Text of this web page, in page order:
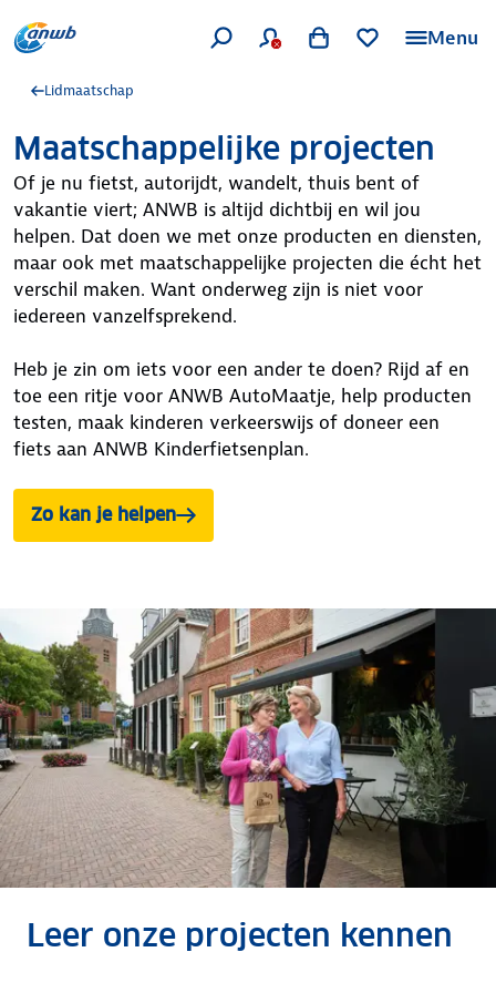
Menu
Lidmaatschap
Maatschappelijke projecten
Of je nu fietst, autorijdt, wandelt, thuis bent of
vakantie viert; ANWB is altijd dichtbij en wil jou
helpen. Dat doen we met onze producten en diensten,
maar ook met maatschappelijke projecten die écht het
verschil maken. Want onderweg zijn is niet voor
iedereen vanzelfsprekend.
Heb je zin om iets voor een ander te doen? Rijd af en
toe een ritje voor ANWB AutoMaatje, help producten
testen, maak kinderen verkeerswijs of doneer een
fiets aan ANWB Kinderfietsenplan.
Zo kan je helpen
Leer onze projecten kennen